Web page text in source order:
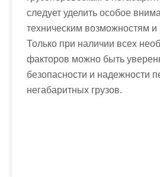
следует уделить особое
техническим возможностям и
Только при наличии всех
факторов можно быть
безопасности и надежности
негабаритных грузов.